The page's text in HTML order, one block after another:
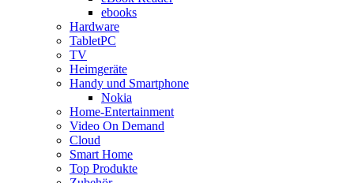
ebooks
Hardware
TabletPC
TV
Heimgeräte
Handy und Smartphone
Nokia
Home-Entertainment
Video On Demand
Cloud
Smart Home
Top Produkte